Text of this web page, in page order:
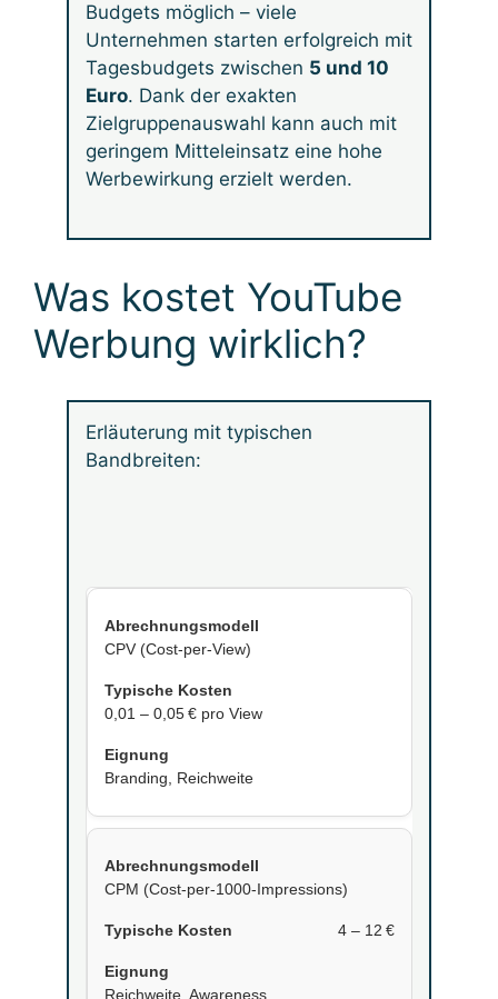
Budgets möglich – viele
Unternehmen starten erfolgreich mit
Tagesbudgets zwischen 5 und 10
Euro. Dank der exakten
Zielgruppenauswahl kann auch mit
geringem Mitteleinsatz eine hohe
Werbewirkung erzielt werden.
Was kostet YouTube
Werbung wirklich?
Erläuterung mit typischen
Bandbreiten:
CPV (Cost-per-View)
0,01 – 0,05 € pro View
Branding, Reichweite
CPM (Cost-per-1000-Impressions)
4 – 12 €
Reichweite, Awareness